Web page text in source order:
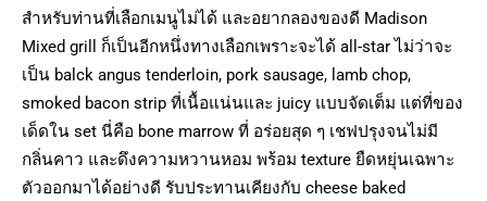
สำหรับท่านที่เลือกเมนูไม่ได้ และอยากลองของดี Madison
Mixed grill ก็เป็นอีกหนึ่งทางเลือกเพราะจะได้ all-star ไม่ว่าจะ
เป็น balck angus tenderloin, pork sausage, lamb chop,
smoked bacon strip ที่เนื้อแน่นและ juicy แบบจัดเต็ม แต่ที่ของ
เด็ดใน set นี่คือ bone marrow ที่ อร่อยสุด ๆ เชฟปรุงจนไม่มี
กลิ่นคาว และดึงความหวานหอม พร้อม texture ยืดหยุ่นเฉพาะ
ตัวออกมาได้อย่างดี รับประทานเคียงกับ cheese baked